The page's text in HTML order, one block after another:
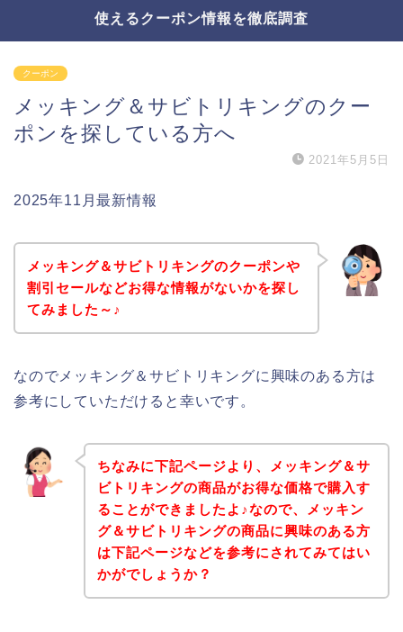
使えるクーポン情報を徹底調査
クーポン
メッキング＆サビトリキングのクー
ポンを探している方へ
2021年5月5日
2025年11月最新情報
メッキング＆サビトリキングのクーポンや
割引セールなどお得な情報がないかを探し
てみました～♪
なのでメッキング＆サビトリキングに興味のある方は
参考にしていただけると幸いです。
ちなみに下記ページより、メッキング＆サ
ビトリキングの商品がお得な価格で購入す
ることができましたよ♪なので、メッキン
グ＆サビトリキングの商品に興味のある方
は下記ページなどを参考にされてみてはい
かがでしょうか？